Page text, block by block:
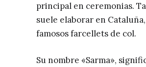
principal en ceremonias.
suele elaborar en
famosos farcellets de col.
Su nombre «Sarma»,